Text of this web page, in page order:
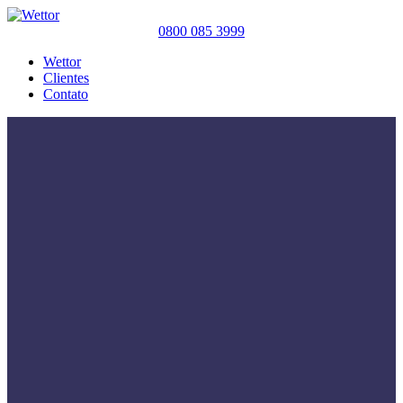
0800 085 3999
Wettor
Clientes
Contato